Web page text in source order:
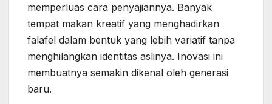
memperluas cara penyajiannya. Banyak
tempat makan kreatif yang menghadirkan
falafel dalam bentuk yang lebih variatif tanpa
menghilangkan identitas aslinya. Inovasi ini
membuatnya semakin dikenal oleh generasi
baru.